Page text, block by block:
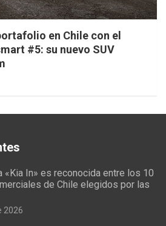
en Chile con el
#5: su nuevo SUV
«Kia In» es reconocida entre los 10
de Chile elegidos por las
2026